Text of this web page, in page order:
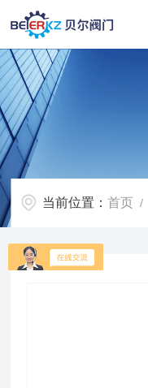
当前位置：首页 /